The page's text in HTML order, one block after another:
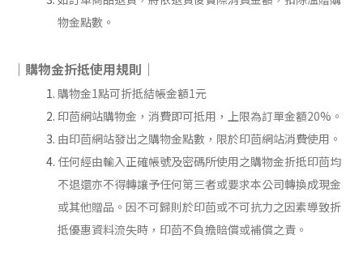
物金點數。
｜購物金折抵使用規則｜
購物金1點可折抵結帳金額1元
印茴網站購物金，消費即可抵用，上限為訂單金額20%。
由印茴網站發出之購物金點數，限於印茴網站消費使用。
任何經由輸入正確帳號及密碼所使用之購物金折抵印茴均
不退還亦不得轉讓予任何第三者或要求本公司轉換成現金
或其他贈品。因不可歸則於印茴或不可抗力之因素導致折
抵優惠資料流失時，印茴不負擔賠償或補償之責。